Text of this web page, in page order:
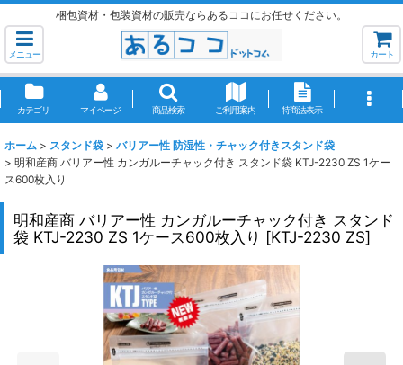
梱包資材・包装資材の販売ならあるココにお任せください。
メニュー カート
カテゴリ マイページ 商品検索 ご利用案内 特商法表示
ホーム > スタンド袋 > バリアー性 防湿性・チャック付きスタンド袋
> 明和産商 バリアー性 カンガルーチャック付き スタンド袋 KTJ-2230 ZS 1ケー
ス600枚入り
明和産商 バリアー性 カンガルーチャック付き スタンド
袋 KTJ-2230 ZS 1ケース600枚入り [KTJ-2230 ZS]